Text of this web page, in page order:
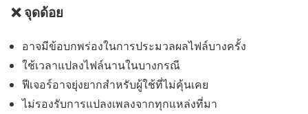
❌ จุดด้อย
อาจมีข้อบกพร่องในการประมวลผลไฟล์บางครั้ง
ใช้เวลาแปลงไฟล์นานในบางกรณี
ฟีเจอร์อาจยุ่งยากสำหรับผู้ใช้ที่ไม่คุ้นเคย
ไม่รองรับการแปลงเพลงจากทุกแหล่งที่มา